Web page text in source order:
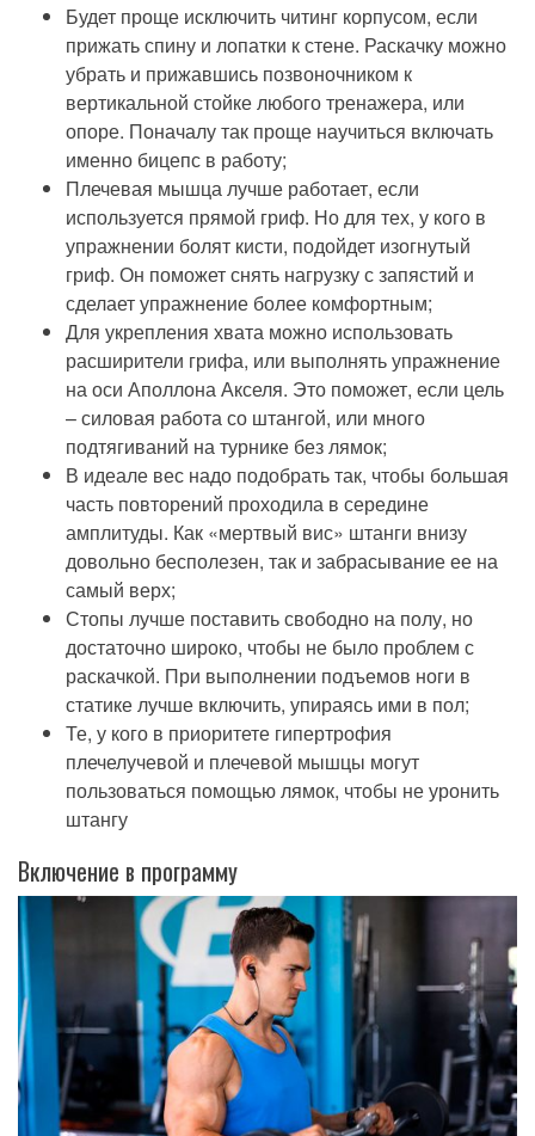
Будет проще исключить читинг корпусом, если
прижать спину и лопатки к стене. Раскачку можно
убрать и прижавшись позвоночником к
вертикальной стойке любого тренажера, или
опоре. Поначалу так проще научиться включать
именно бицепс в работу;
Плечевая мышца лучше работает, если
используется прямой гриф. Но для тех, у кого в
упражнении болят кисти, подойдет изогнутый
гриф. Он поможет снять нагрузку с запястий и
сделает упражнение более комфортным;
Для укрепления хвата можно использовать
расширители грифа, или выполнять упражнение
на оси Аполлона Акселя. Это поможет, если цель
– силовая работа со штангой, или много
подтягиваний на турнике без лямок;
В идеале вес надо подобрать так, чтобы большая
часть повторений проходила в середине
амплитуды. Как «мертвый вис» штанги внизу
довольно бесполезен, так и забрасывание ее на
самый верх;
Стопы лучше поставить свободно на полу, но
достаточно широко, чтобы не было проблем с
раскачкой. При выполнении подъемов ноги в
статике лучше включить, упираясь ими в пол;
Те, у кого в приоритете гипертрофия
плечелучевой и плечевой мышцы могут
пользоваться помощью лямок, чтобы не уронить
штангу
Включение в программу